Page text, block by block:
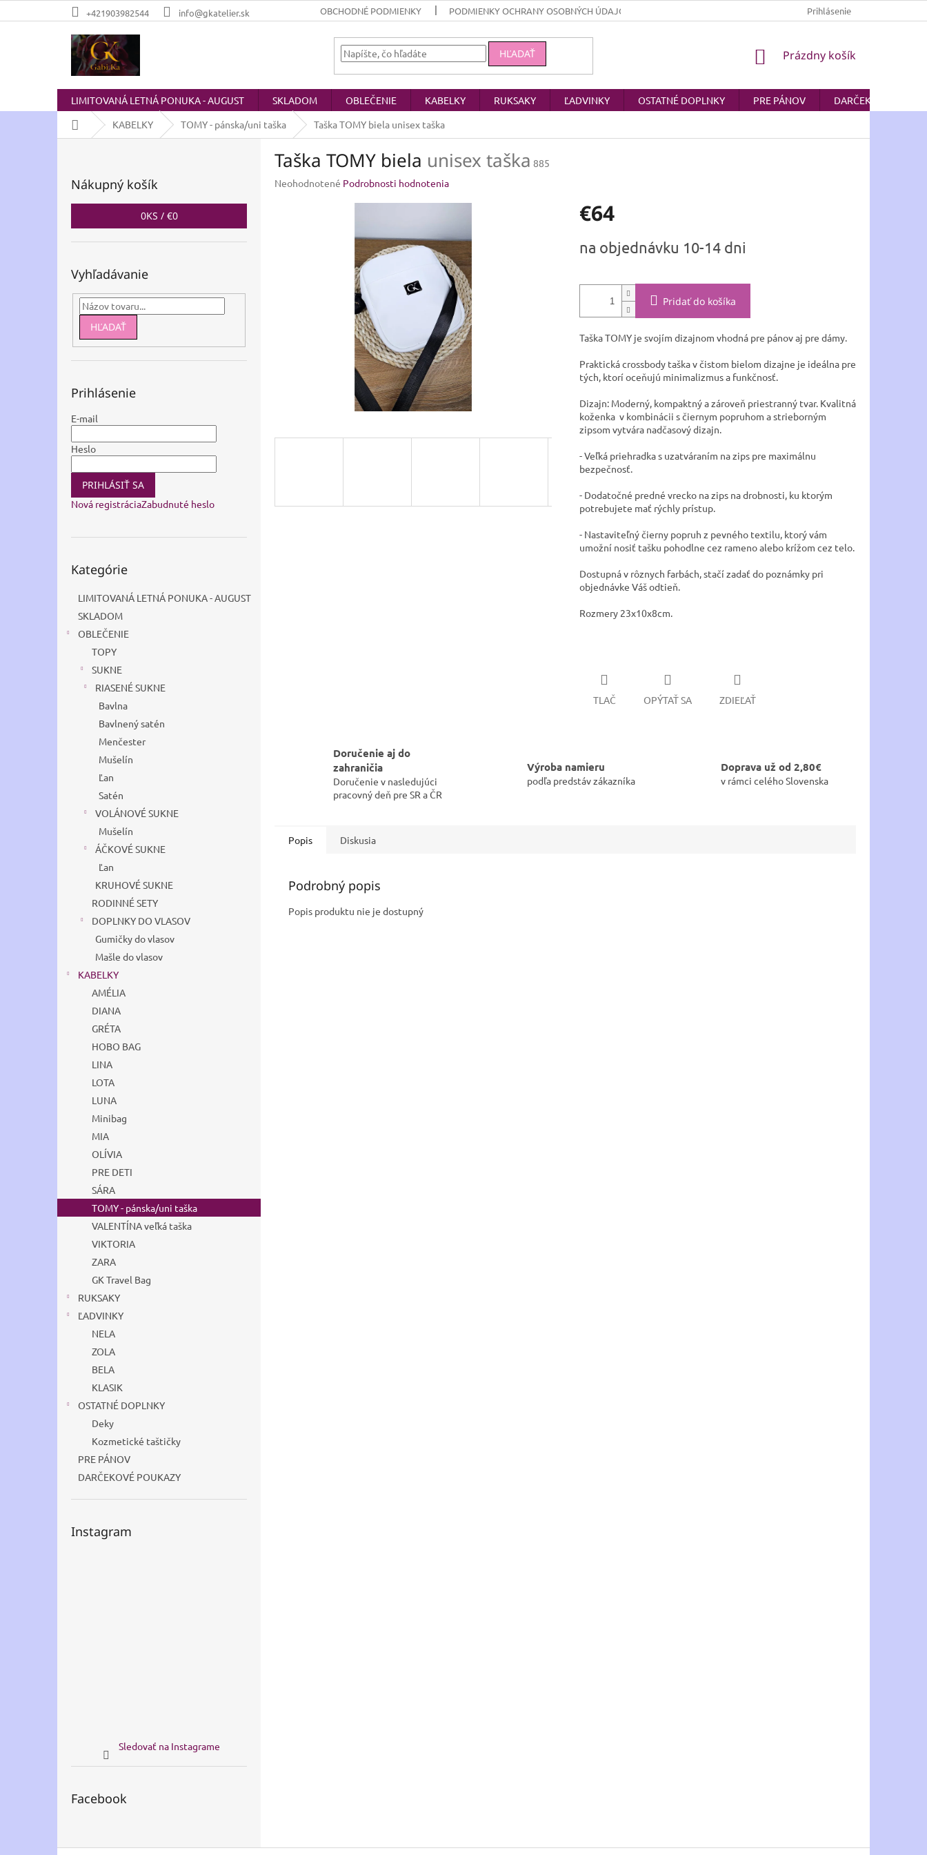
na
+421903982544 info@gkatelier.sk OBCHODNÉ PODMIENKY PODMIENKY OCHRANY OSOBNÝCH ÚDAJOV Prihlásenie
HĽADAŤ
NÁKUPNÝ
Prázdny košík
LIMITOVANÁ LETNÁ PONUKA - AUGUST SKLADOM OBLEČENIE KABELKY RUKSAKY ĽADVINKY OSTATNÉ DOPLNKY PRE PÁNOV
DARČEKOVÉ
DomovKABELKY TOMY - pánska/uni taška Taška TOMY biela unisex taška
Nákupný košík
0KS / €0
Vyhľadávanie
HĽADAŤ
Prihlásenie
E-mail
Heslo
PRIHLÁSIŤ SA
Nová registráciaZabudnuté heslo
kategórie
Kategórie
LIMITOVANÁ LETNÁ PONUKA - AUGUST
SKLADOM
OBLEČENIE
TOPY
SUKNE
RIASENÉ SUKNE
Bavlna
Bavlnený satén
Menčester
Mušelín
Ľan
Satén
VOLÁNOVÉ SUKNE
Mušelín
ÁČKOVÉ SUKNE
Ľan
KRUHOVÉ SUKNE
RODINNÉ SETY
DOPLNKY DO VLASOV
Gumičky do vlasov
Mašle do vlasov
KABELKY
AMÉLIA
DIANA
GRÉTA
HOBO BAG
LINA
LOTA
LUNA
Minibag
MIA
OLÍVIA
PRE DETI
SÁRA
TOMY - pánska/uni taška
VALENTÍNA veľká taška
VIKTORIA
ZARA
GK Travel Bag
RUKSAKY
ĽADVINKY
NELA
ZOLA
BELA
KLASIK
OSTATNÉ DOPLNKY
Deky
Kozmetické taštičky
PRE PÁNOV
DARČEKOVÉ POUKAZY
Instagram
Sledovať na Instagrame
Facebook
Taška TOMY biela unisex taška 885
Priemerné
Neohodnotené Podrobnosti hodnotenia
€64
cena:
na objednávku 10-14 dni
Pridať do košíka
Taška TOMY je svojím dizajnom vhodná pre pánov aj pre dámy.
Praktická crossbody taška v čistom bielom dizajne je ideálna pre
tých, ktorí oceňujú minimalizmus a funkčnosť.
​Dizajn: Moderný, kompaktný a zároveň priestranný tvar. Kvalitná
koženka v kombinácii s čiernym popruhom a strieborným
zipsom vytvára nadčasový dizajn.
​- Veľká priehradka s uzatváraním na zips pre maximálnu
bezpečnosť.
- ​Dodatočné predné vrecko na zips na drobnosti, ku ktorým
potrebujete mať rýchly prístup.
​- Nastaviteľný čierny popruh z pevného textilu, ktorý vám
umožní nosiť tašku pohodlne cez rameno alebo krížom cez telo.
​Dostupná v rôznych farbách, stačí zadať do poznámky pri
objednávke Váš odtieň.
​Rozmery 23x10x8cm.
TLAČ OPÝTAŤ SA ZDIEĽAŤ
Doručenie aj do
zahraničia
Doručenie v nasledujúci
pracovný deň pre SR a ČR
Výroba namieru
podľa predstáv zákazníka
Doprava už od 2,80€
v rámci celého Slovenska
Popis Diskusia
Podrobný popis
Popis produktu nie je dostupný